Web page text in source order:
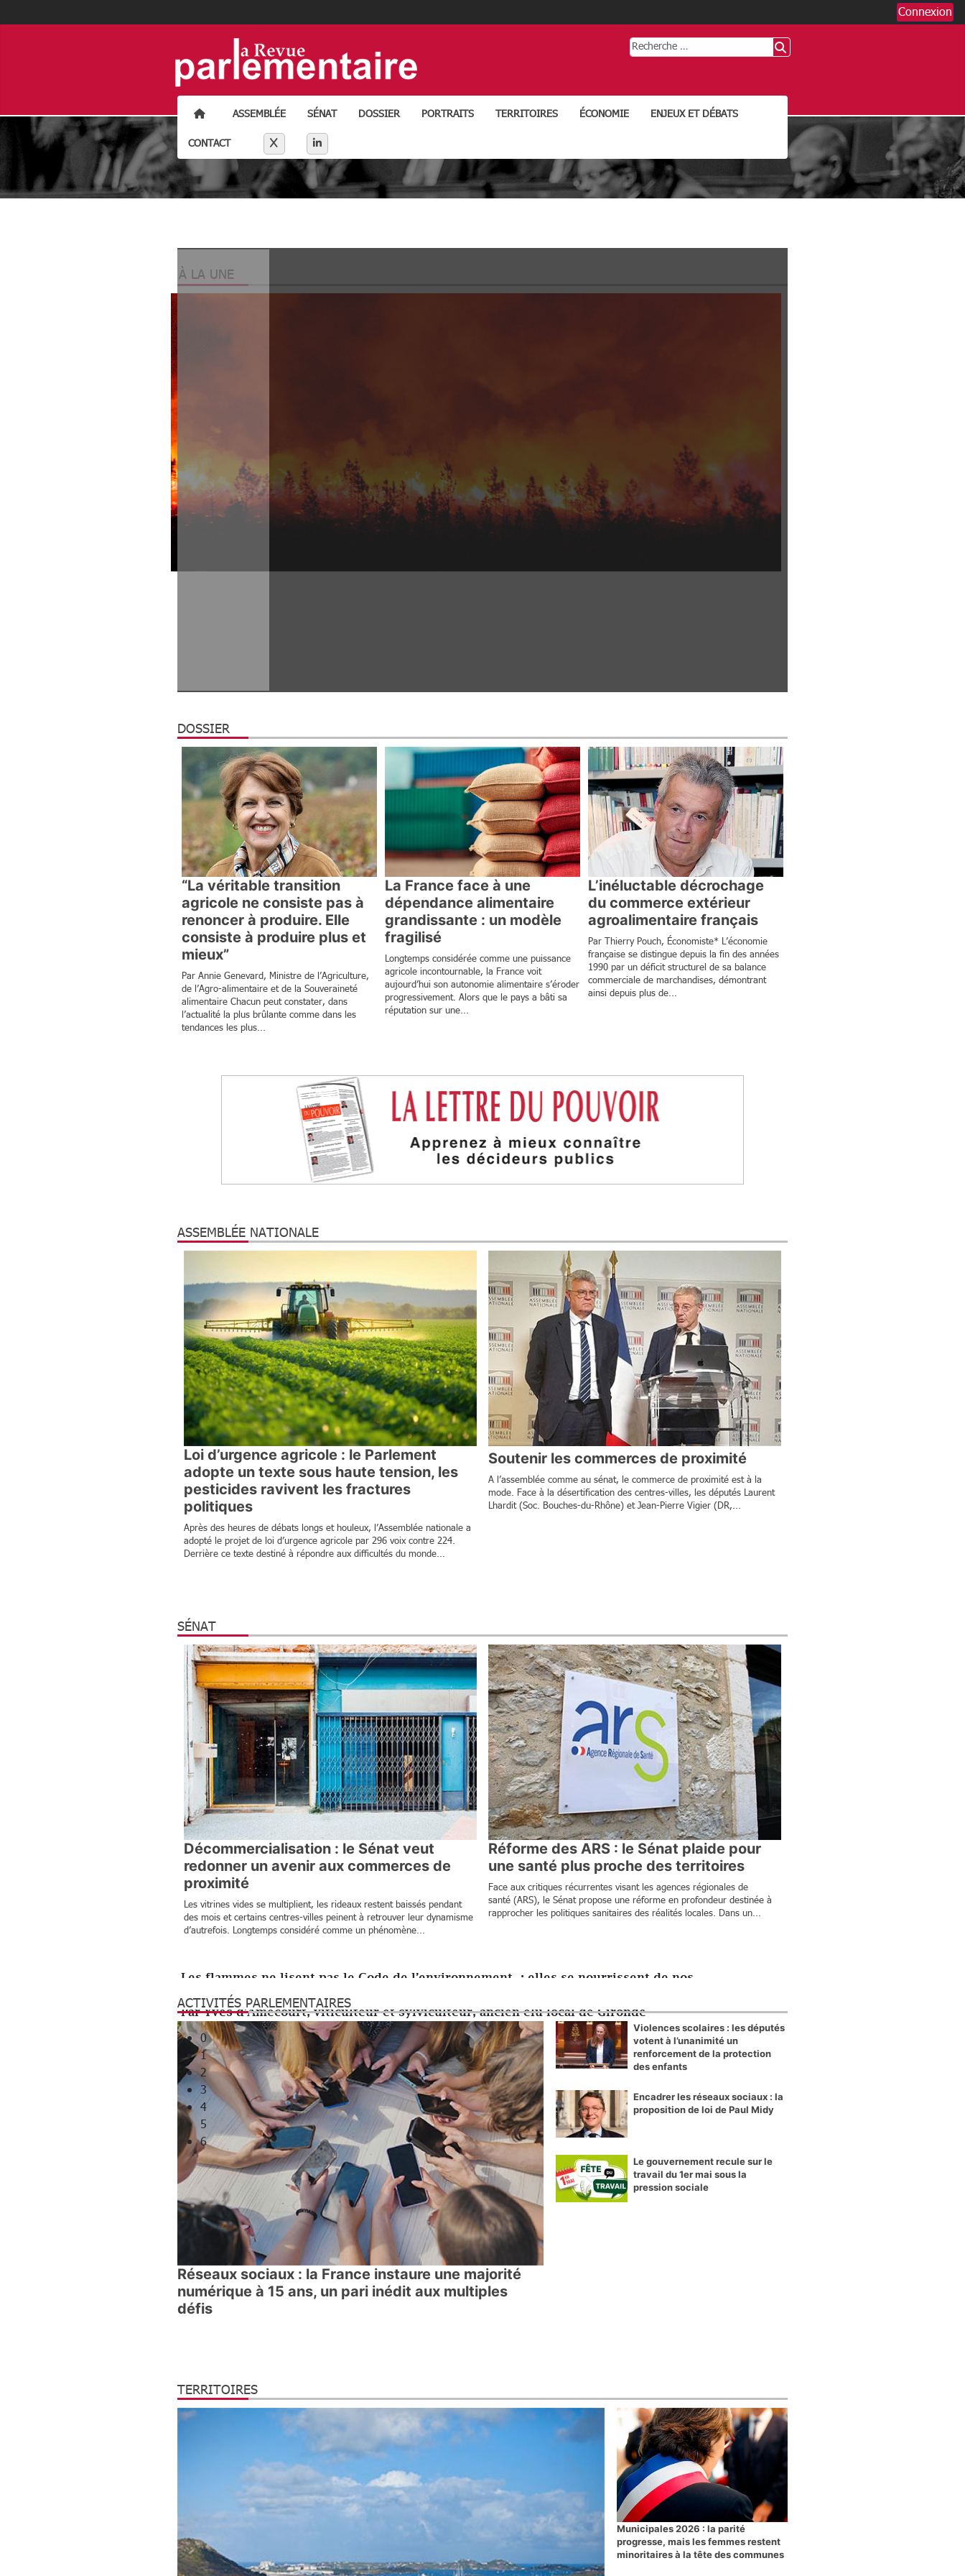
Connexion
Rechercher
ACCUEILASSEMBLÉE SÉNAT DOSSIER PORTRAITS TERRITOIRES ÉCONOMIE ENJEUX ET DÉBATS
CONTACT Séparateur liens réseaux
À LA UNE
Les flammes ne lisent pas le Code de l’environnement ; elles se nourrissent de nos
renoncements
Par Yves d’Amécourt, viticulteur et sylviculteur, ancien élu local de Gironde
0
1
2
3
4
5
6
DOSSIER
“La véritable transition
agricole ne consiste pas à
renoncer à produire. Elle
consiste à produire plus et
mieux”
Par Annie Genevard, Ministre de l’Agriculture,
de l’Agro-alimentaire et de la Souveraineté
alimentaire Chacun peut constater, dans
l’actualité la plus brûlante comme dans les
tendances les plus...
La France face à une
dépendance alimentaire
grandissante : un modèle
fragilisé
Longtemps considérée comme une puissance
agricole incontournable, la France voit
aujourd’hui son autonomie alimentaire s’éroder
progressivement. Alors que le pays a bâti sa
réputation sur une...
L’inéluctable décrochage
du commerce extérieur
agroalimentaire français
Par Thierry Pouch, Économiste* L’économie
française se distingue depuis la fin des années
1990 par un déficit structurel de sa balance
commerciale de marchandises, démontrant
ainsi depuis plus de...
ASSEMBLÉE NATIONALE
Loi d’urgence agricole : le Parlement
adopte un texte sous haute tension, les
pesticides ravivent les fractures
politiques
Après des heures de débats longs et houleux, l’Assemblée nationale a
adopté le projet de loi d’urgence agricole par 296 voix contre 224.
Derrière ce texte destiné à répondre aux difficultés du monde...
Soutenir les commerces de proximité
A l’assemblée comme au sénat, le commerce de proximité est à la
mode. Face à la désertification des centres-villes, les députés Laurent
Lhardit (Soc. Bouches-du-Rhône) et Jean-Pierre Vigier (DR,...
SÉNAT
Décommercialisation : le Sénat veut
redonner un avenir aux commerces de
proximité
Les vitrines vides se multiplient, les rideaux restent baissés pendant
des mois et certains centres-villes peinent à retrouver leur dynamisme
d’autrefois. Longtemps considéré comme un phénomène...
Réforme des ARS : le Sénat plaide pour
une santé plus proche des territoires
Face aux critiques récurrentes visant les agences régionales de
santé (ARS), le Sénat propose une réforme en profondeur destinée à
rapprocher les politiques sanitaires des réalités locales. Dans un...
ACTIVITÉS PARLEMENTAIRES
Réseaux sociaux : la France instaure une majorité
numérique à 15 ans, un pari inédit aux multiples
défis
Violences scolaires : les députés
votent à l’unanimité un
renforcement de la protection
des enfants
Encadrer les réseaux sociaux : la
proposition de loi de Paul Midy
Le gouvernement recule sur le
travail du 1er mai sous la
pression sociale
TERRITOIRES
Municipales 2026 : la parité
progresse, mais les femmes restent
minoritaires à la tête des communes